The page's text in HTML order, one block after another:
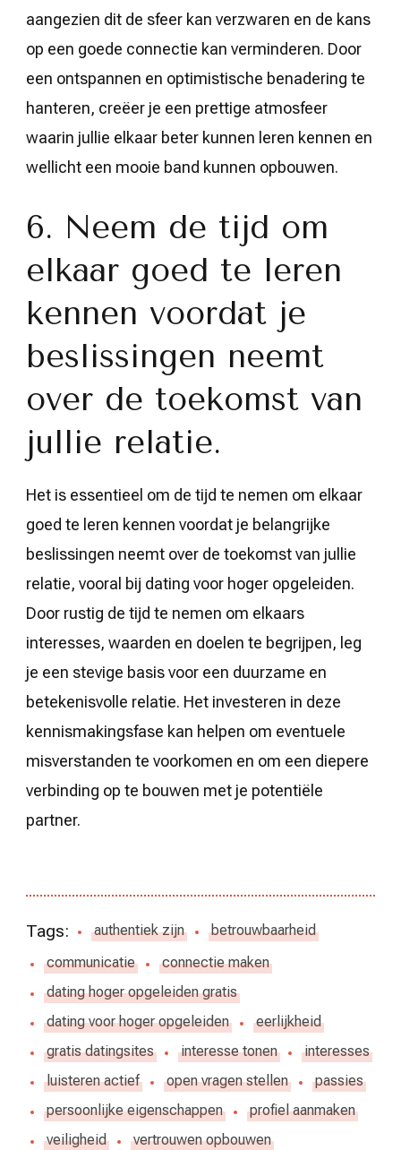
aangezien dit de sfeer kan verzwaren en de kans
op een goede connectie kan verminderen. Door
een ontspannen en optimistische benadering te
hanteren, creëer je een prettige atmosfeer
waarin jullie elkaar beter kunnen leren kennen en
wellicht een mooie band kunnen opbouwen.
6. Neem de tijd om
elkaar goed te leren
kennen voordat je
beslissingen neemt
over de toekomst van
jullie relatie.
Het is essentieel om de tijd te nemen om elkaar
goed te leren kennen voordat je belangrijke
beslissingen neemt over de toekomst van jullie
relatie, vooral bij dating voor hoger opgeleiden.
Door rustig de tijd te nemen om elkaars
interesses, waarden en doelen te begrijpen, leg
je een stevige basis voor een duurzame en
betekenisvolle relatie. Het investeren in deze
kennismakingsfase kan helpen om eventuele
misverstanden te voorkomen en om een diepere
verbinding op te bouwen met je potentiële
partner.
Tags: authentiek zijn
betrouwbaarheid
communicatie
connectie maken
dating hoger opgeleiden gratis
dating voor hoger opgeleiden
eerlijkheid
gratis datingsites
interesse tonen
interesses
luisteren actief
open vragen stellen
passies
persoonlijke eigenschappen
profiel aanmaken
veiligheid
vertrouwen opbouwen